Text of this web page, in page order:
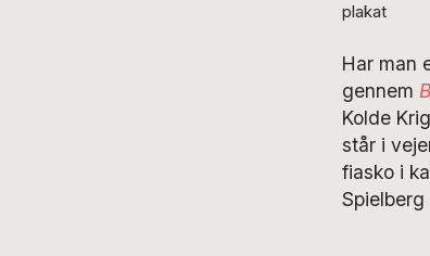
plakat
Har man
gennem
Kolde
står i
fiasko i